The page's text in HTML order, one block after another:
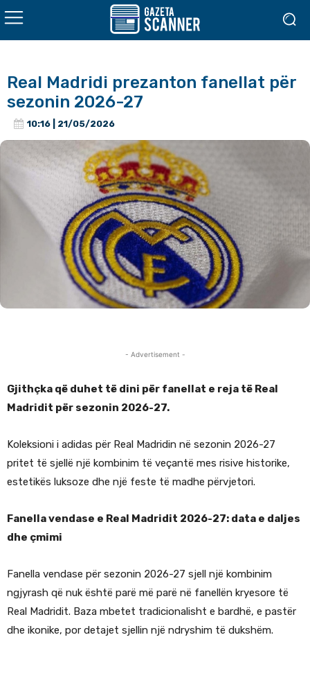
Real Madridi prezanton fanellat për
sezonin 2026-27
10:16 | 21/05/2026
- Advertisement -
Gjithçka që duhet të dini për fanellat e reja të Real
Madridit për sezonin 2026-27.
Koleksioni i adidas për Real Madridin në sezonin 2026-27
pritet të sjellë një kombinim të veçantë mes risive historike,
estetikës luksoze dhe një feste të madhe përvjetori.
Fanella vendase e Real Madridit 2026-27: data e daljes
dhe çmimi
Fanella vendase për sezonin 2026-27 sjell një kombinim
ngjyrash që nuk është parë më parë në fanellën kryesore të
Real Madridit. Baza mbetet tradicionalisht e bardhë, e pastër
dhe ikonike, por detajet sjellin një ndryshim të dukshëm.